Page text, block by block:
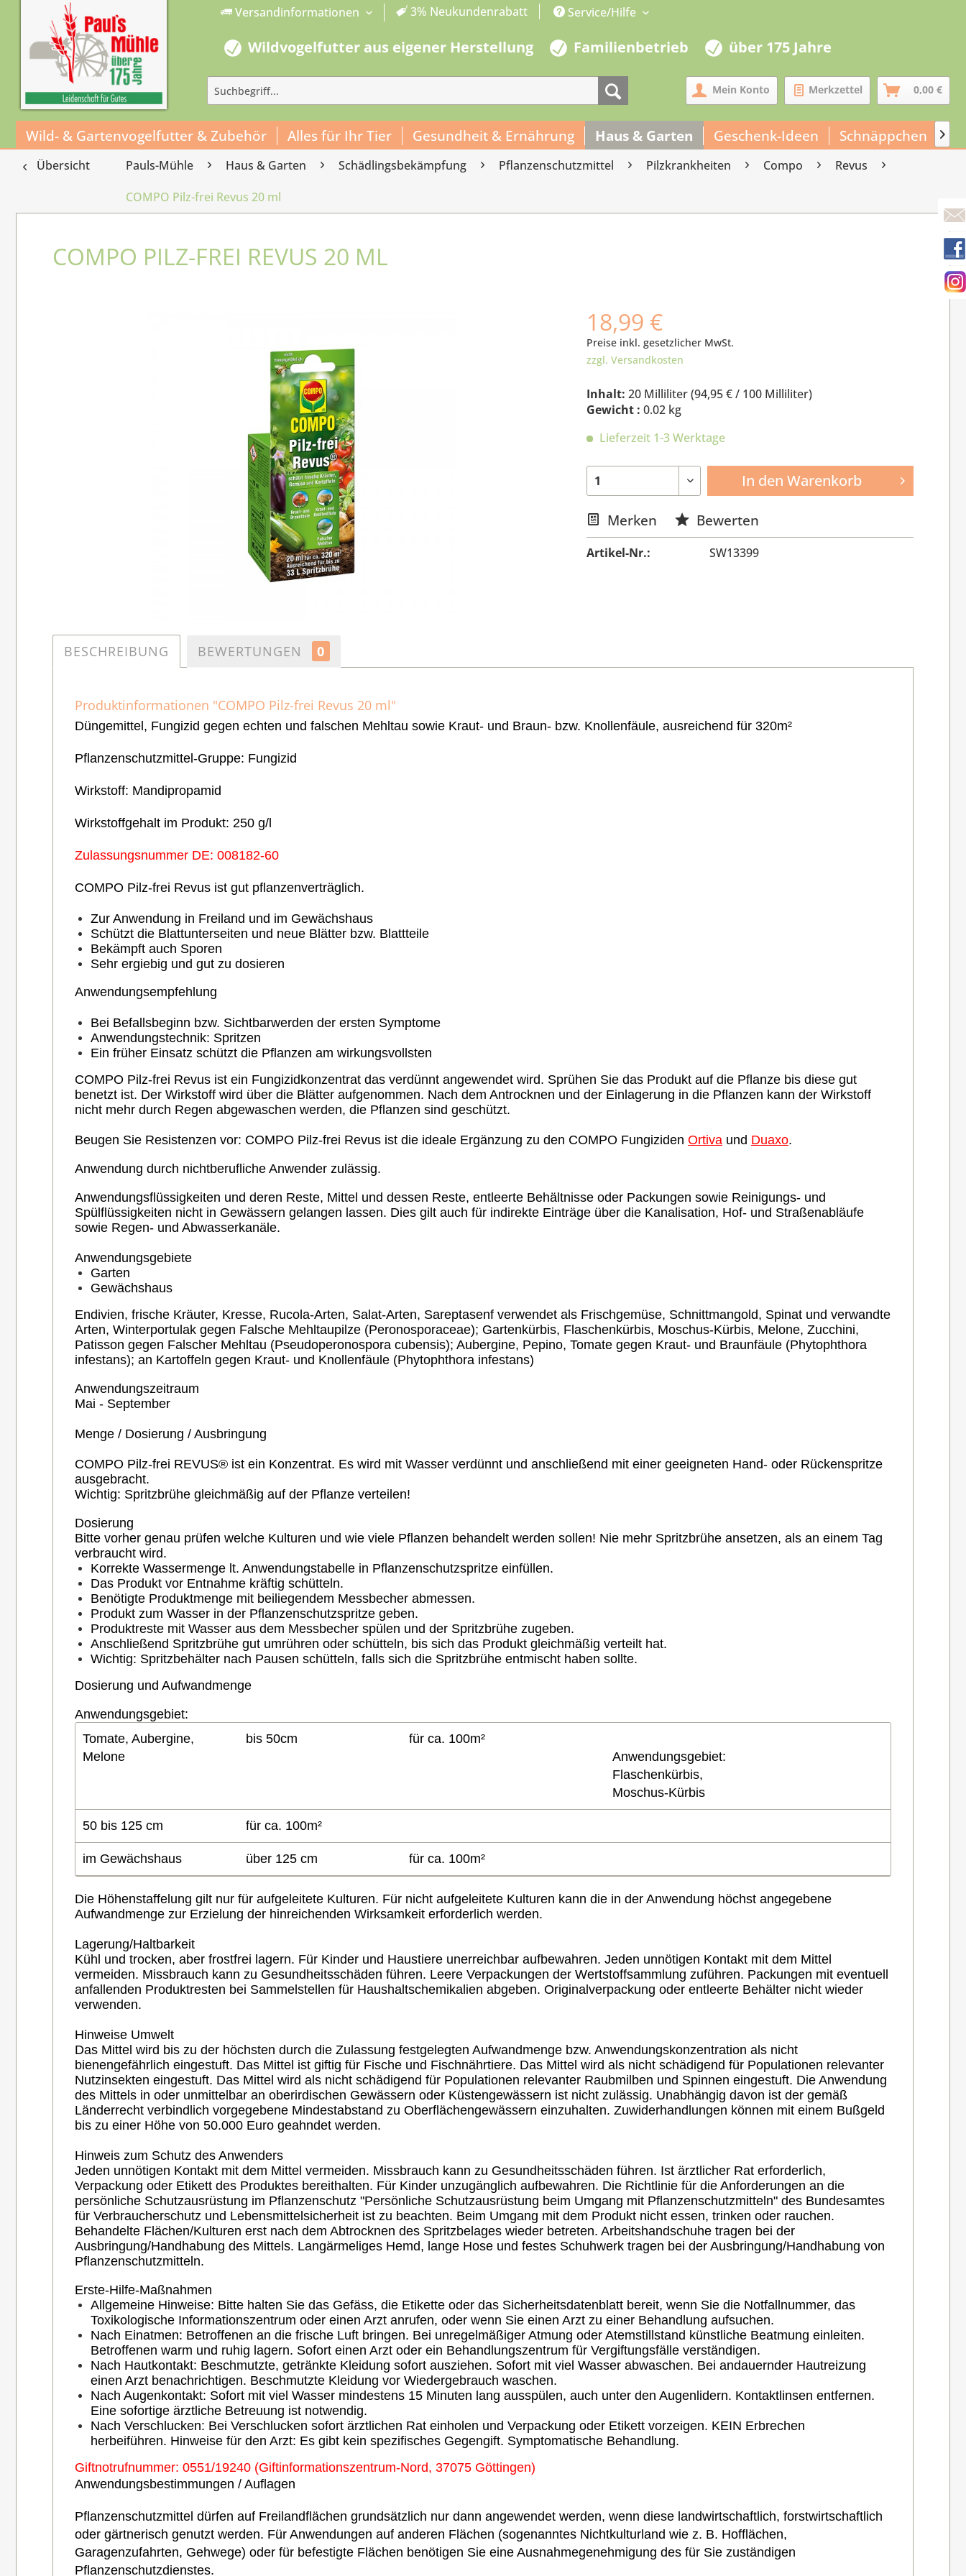
Versandinformationen 3% Neukundenrabatt Service/Hilfe
Wildvogelfutter aus eigener Herstellung Familienbetrieb über 175 Jahre
Mein Konto Merkzettel 0,00 €
Wild- & Gartenvogelfutter & Zubehör Alles für Ihr Tier Gesundheit & Ernährung Haus & Garten Geschenk-Ideen Schnäppchen 
Übersicht Pauls-Mühle Haus & Garten Schädlingsbekämpfung Pflanzenschutzmittel Pilzkrankheiten Compo
Revus
COMPO Pilz-frei Revus 20 ml
COMPO PILZ-FREI REVUS 20 ML
18,99 €
Preise inkl. gesetzlicher MwSt.
zzgl. Versandkosten
Inhalt: 20 Milliliter (94,95 €/ 100 Milliliter)
Gewicht : 0.02 kg
Lieferzeit 1-3 Werktage
In den Warenkorb
Merken Bewerten
Artikel-Nr.: SW13399
BESCHREIBUNG BEWERTUNGEN 0
Produktinformationen "COMPO Pilz-frei Revus 20 ml"
Düngemittel, Fungizid gegen echten und falschen Mehltau sowie Kraut- und Braun- bzw. Knollenfäule, ausreichend für 320m²
Pflanzenschutzmittel-Gruppe: Fungizid
Wirkstoff: Mandipropamid
Wirkstoffgehalt im Produkt: 250 g/l
Zulassungsnummer DE: 008182-60
COMPO Pilz-frei Revus ist gut pflanzenverträglich.
Zur Anwendung in Freiland und im Gewächshaus
Schützt die Blattunterseiten und neue Blätter bzw. Blattteile
Bekämpft auch Sporen
Sehr ergiebig und gut zu dosieren
Anwendungsempfehlung
Bei Befallsbeginn bzw. Sichtbarwerden der ersten Symptome
Anwendungstechnik: Spritzen
Ein früher Einsatz schützt die Pflanzen am wirkungsvollsten
COMPO Pilz-frei Revus ist ein Fungizidkonzentrat das verdünnt angewendet wird. Sprühen Sie das Produkt auf die Pflanze bis diese gut
benetzt ist. Der Wirkstoff wird über die Blätter aufgenommen. Nach dem Antrocknen und der Einlagerung in die Pflanzen kann der Wirkstoff
nicht mehr durch Regen abgewaschen werden, die Pflanzen sind geschützt.
Beugen Sie Resistenzen vor: COMPO Pilz-frei Revus ist die ideale Ergänzung zu den COMPO Fungiziden Ortiva und Duaxo.
Anwendung durch nichtberufliche Anwender zulässig.
Anwendungsflüssigkeiten und deren Reste, Mittel und dessen Reste, entleerte Behältnisse oder Packungen sowie Reinigungs- und
Spülflüssigkeiten nicht in Gewässern gelangen lassen. Dies gilt auch für indirekte Einträge über die Kanalisation, Hof- und Straßenabläufe
sowie Regen- und Abwasserkanäle.
Anwendungsgebiete
Garten
Gewächs­haus
Endivien, frische Kräuter, Kresse, Rucola-Arten, Salat-Arten, Sareptasenf verwendet als Frischgemüse, Schnittmangold, Spinat und verwandte
Arten, Winterportulak gegen Falsche Mehltaupilze (Peronosporaceae); Gartenkürbis, Flaschenkürbis, Moschus-Kürbis, Melone, Zucchini,
Patisson gegen Falscher Mehltau (Pseudoperonospora cubensis); Aubergine, Pepino, Tomate gegen Kraut- und Braunfäule (Phytophthora
infestans); an Kartoffeln gegen Kraut- und Knollenfäule (Phytophthora infestans)
Anwendungszeitraum
Mai - September
Menge / Dosierung / Ausbringung
COMPO Pilz-frei REVUS® ist ein Konzentrat. Es wird mit Wasser verdünnt und anschließend mit einer geeigneten Hand- oder Rückenspritze
ausgebracht.
Wichtig: Spritzbrühe gleichmäßig auf der Pflanze verteilen!
Dosierung
Bitte vorher genau prüfen welche Kulturen und wie viele Pflanzen behandelt werden sollen! Nie mehr Spritzbrühe ansetzen, als an einem Tag
verbraucht wird.
Korrekte Wassermenge lt. Anwendungstabelle in Pflanzenschutzspritze einfüllen.
Das Produkt vor Entnahme kräftig schütteln.
Benötigte Produktmenge mit beiliegendem Messbecher abmessen.
Produkt zum Wasser in der Pflanzenschutzspritze geben.
Produktreste mit Wasser aus dem Messbecher spülen und der Spritzbrühe zugeben.
Anschließend Spritzbrühe gut umrühren oder schütteln, bis sich das Produkt gleichmäßig verteilt hat.
Wichtig: Spritzbehälter nach Pausen schütteln, falls sich die Spritzbrühe entmischt haben sollte.
Dosierung und Aufwandmenge
Anwendungsgebiet:
Tomate, Aubergine,
Melone
bis 50cm
für ca. 100m²
Anwendungsgebiet:
Flaschenkürbis,
Moschus-Kürbis
50 bis 125 cm für ca. 100m²
im Gewächshaus über 125 cm für ca. 100m²
Die Höhenstaffelung gilt nur für aufgeleitete Kulturen. Für nicht aufgeleitete Kulturen kann die in der Anwendung höchst angegebene
Aufwandmenge zur Erzielung der hinreichenden Wirksamkeit erforderlich werden.
Lagerung/Haltbarkeit
Kühl und trocken, aber frostfrei lagern. Für Kinder und Haustiere unerreichbar aufbewahren. Jeden unnötigen Kontakt mit dem Mittel
vermeiden. Missbrauch kann zu Gesundheitsschäden führen. Leere Verpackungen der Wertstoffsammlung zuführen. Packungen mit eventuell
anfallenden Produktresten bei Sammelstellen für Haushaltschemikalien abgeben. Originalverpackung oder entleerte Behälter nicht wieder
verwenden.
Hinweise Umwelt
Das Mittel wird bis zu der höchsten durch die Zulassung festgelegten Aufwandmenge bzw. Anwendungskonzentration als nicht
bienengefährlich eingestuft. Das Mittel ist giftig für Fische und Fischnährtiere. Das Mittel wird als nicht schädigend für Populationen relevanter
Nutzinsekten eingestuft. Das Mittel wird als nicht schädigend für Populationen relevanter Raubmilben und Spinnen eingestuft. Die Anwendung
des Mittels in oder unmittelbar an oberirdischen Gewässern oder Küstengewässern ist nicht zulässig. Unabhängig davon ist der gemäß
Länderrecht verbindlich vorgegebene Mindestabstand zu Oberflächengewässern einzuhalten. Zuwiderhandlungen können mit einem Bußgeld
bis zu einer Höhe von 50.000 Euro geahndet werden.
Hinweis zum Schutz des Anwenders
Jeden unnötigen Kontakt mit dem Mittel vermeiden. Missbrauch kann zu Gesundheitsschäden führen. Ist ärztlicher Rat erforderlich,
Verpackung oder Etikett des Produktes bereithalten. Für Kinder unzugänglich aufbewahren. Die Richtlinie für die Anforderungen an die
persönliche Schutzausrüstung im Pflanzenschutz "Persönliche Schutzausrüstung beim Umgang mit Pflanzenschutzmitteln" des Bundesamtes
für Verbraucherschutz und Lebensmittelsicherheit ist zu beachten. Beim Umgang mit dem Produkt nicht essen, trinken oder rauchen.
Behandelte Flächen/Kulturen erst nach dem Abtrocknen des Spritzbelages wieder betreten. Arbeitshandschuhe tragen bei der
Ausbringung/Handhabung des Mittels. Langärmeliges Hemd, lange Hose und festes Schuhwerk tragen bei der Ausbringung/Handhabung von
Pflanzenschutzmitteln.
Erste-Hilfe-Maßnahmen
Allgemeine Hinweise: Bitte halten Sie das Gefäss, die Etikette oder das Sicherheitsdatenblatt bereit, wenn Sie die Notfallnummer, das
Toxikologische Informationszentrum oder einen Arzt anrufen, oder wenn Sie einen Arzt zu einer Behandlung aufsuchen.
Nach Einatmen: Betroffenen an die frische Luft bringen. Bei unregelmäßiger Atmung oder Atemstillstand künstliche Beatmung einleiten.
Betroffenen warm und ruhig lagern. Sofort einen Arzt oder ein Behandlungszentrum für Vergiftungsfälle verständigen.
Nach Hautkontakt: Beschmutzte, getränkte Kleidung sofort ausziehen. Sofort mit viel Wasser abwaschen. Bei andauernder Hautreizung
einen Arzt benachrichtigen. Beschmutzte Kleidung vor Wiedergebrauch waschen.
Nach Augenkontakt: Sofort mit viel Wasser mindestens 15 Minuten lang ausspülen, auch unter den Augenlidern. Kontaktlinsen entfernen.
Eine sofortige ärztliche Betreuung ist notwendig.
Nach Verschlucken: Bei Verschlucken sofort ärztlichen Rat einholen und Verpackung oder Etikett vorzeigen. KEIN Erbrechen
herbeiführen. Hinweise für den Arzt: Es gibt kein spezifisches Gegengift. Symptomatische Behandlung.
Giftnotrufnummer: 0551/19240 (Giftinformationszentrum-Nord, 37075 Göttingen)
Anwendungsbestimmungen / Auflagen
Pflanzenschutzmittel dürfen auf Freilandflächen grundsätzlich nur dann angewendet werden, wenn diese landwirtschaftlich, forstwirtschaftlich
oder gärtnerisch genutzt werden. Für Anwendungen auf anderen Flächen (sogenanntes Nichtkulturland wie z. B. Hofflächen,
Garagenzufahrten, Gehwege) oder für befestigte Flächen benötigen Sie eine Ausnahmegenehmigung des für Sie zuständigen
Pflanzenschutzdienstes.